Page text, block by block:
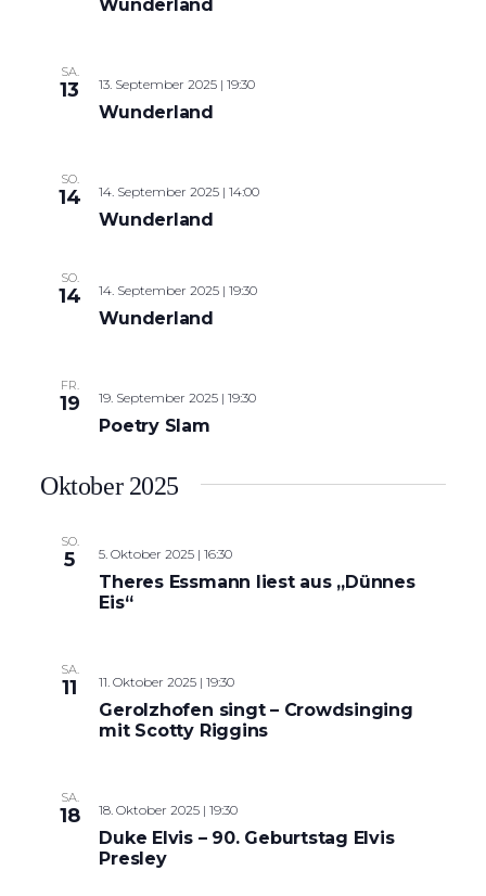
Wunderland
SA.
13 13. September 2025 | 19:30
Wunderland
SO.
14 14. September 2025 | 14:00
Wunderland
SO.
14 14. September 2025 | 19:30
Wunderland
FR.
19 19. September 2025 | 19:30
Poetry Slam
Oktober 2025
SO.
5 5. Oktober 2025 | 16:30
Theres Essmann liest aus „Dünnes
Eis“
SA.
11 11. Oktober 2025 | 19:30
Gerolzhofen singt – Crowdsinging
mit Scotty Riggins
SA.
18 18. Oktober 2025 | 19:30
Duke Elvis – 90. Geburtstag Elvis
Presley